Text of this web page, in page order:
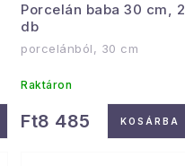
Porcelán baba 30 cm, 2
db
porcelánból, 30 cm
Raktáron
Ft8 485 KOSÁRBA